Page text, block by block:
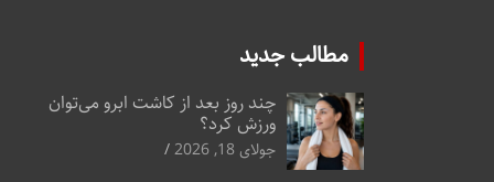
مطالب جدید
چند روز بعد از کاشت ابرو می‌توان
ورزش کرد؟
جولای 18, 2026